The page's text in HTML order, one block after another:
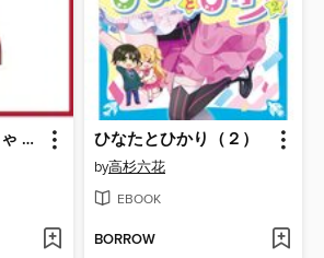
すきって いわなきゃ だめ? ひなたとひかり（２）
by高杉六花
EBOOK
BORROW